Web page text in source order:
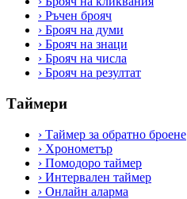
› Ръчен брояч
› Брояч на думи
› Брояч на знаци
› Брояч на числа
› Брояч на резултат
Таймери
› Таймер за обратно броене
› Хронометър
› Помодоро таймер
› Интервален таймер
› Онлайн аларма